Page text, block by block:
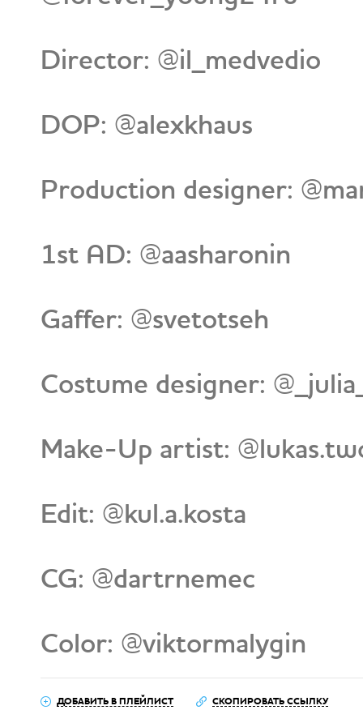
Director: @il_medvedio
DOP: @alexkhaus
Production designer:
1st AD: @aasharonin
Gaffer: @svetotseh
Сostume designer:
Make-Up artist:
Edit: @kul.a.kosta
CG: @dartrnemec
Color: @viktormalygin
ДОБАВИТЬ В ПЛЕЙЛИСТ СКОПИРОВАТЬ ССЫЛКУ